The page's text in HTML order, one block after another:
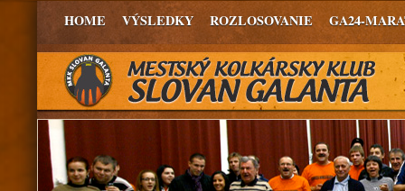
HOME VÝSLEDKY ROZLOSOVANIE GA24-